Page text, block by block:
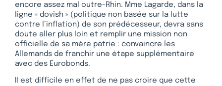
encore assez mal outre-Rhin. Mme Lagarde, dans la
ligne « dovish » (politique non basée sur la lutte
contre l’inflation) de son prédécesseur, devra sans
doute aller plus loin et remplir une mission non
officielle de sa mère patrie : convaincre les
Allemands de franchir une étape supplémentaire
avec des Eurobonds.
Il est difficile en effet de ne pas croire que cette